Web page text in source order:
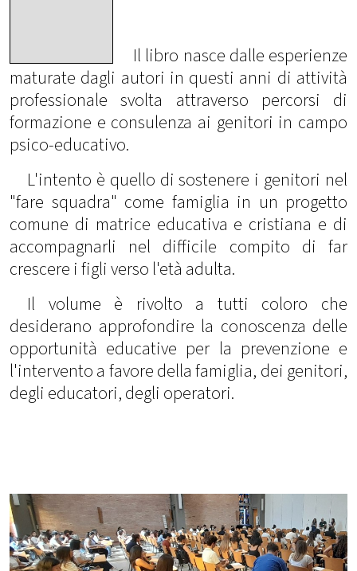
Il libro nasce dalle esperienze
maturate dagli autori in questi anni di attività
professionale svolta attraverso percorsi di
formazione e consulenza ai genitori in campo
psico-educativo.
L'intento è quello di sostenere i genitori nel
"fare squadra" come famiglia in un progetto
comune di matrice educativa e cristiana e di
accompagnarli nel difficile compito di far
crescere i figli verso l'età adulta.
Il volume è rivolto a tutti coloro che
desiderano approfondire la conoscenza delle
opportunità educative per la prevenzione e
l'intervento a favore della famiglia, dei genitori,
degli educatori, degli operatori.